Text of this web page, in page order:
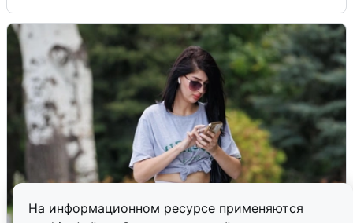
На информационном ресурсе применяются